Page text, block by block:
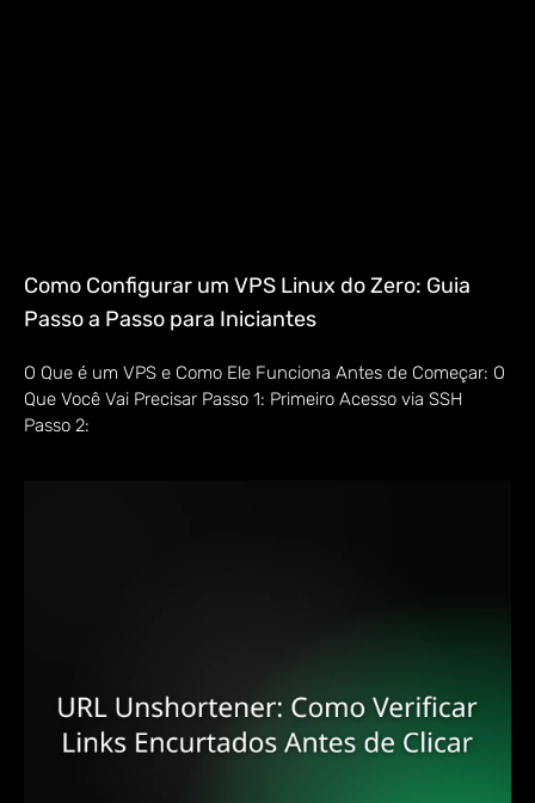
Como Configurar um VPS Linux do Zero: Guia
Passo a Passo para Iniciantes
O Que é um VPS e Como Ele Funciona Antes de Começar: O
Que Você Vai Precisar Passo 1: Primeiro Acesso via SSH
Passo 2: